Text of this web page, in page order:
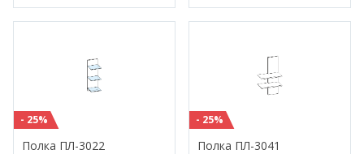
- 25%
Полка ПЛ-3022
- 25%
Полка ПЛ-3041